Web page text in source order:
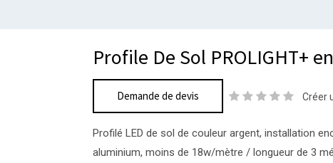
Profile De Sol PROLIGHT+
Demande de devis Créer
Profilé LED de sol de couleur argent, installation
aluminium, moins de 18w/mètre / longueur de 3